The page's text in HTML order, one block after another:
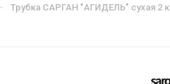
Трубка САРГАН "АГИДЕЛЬ" сухая 2